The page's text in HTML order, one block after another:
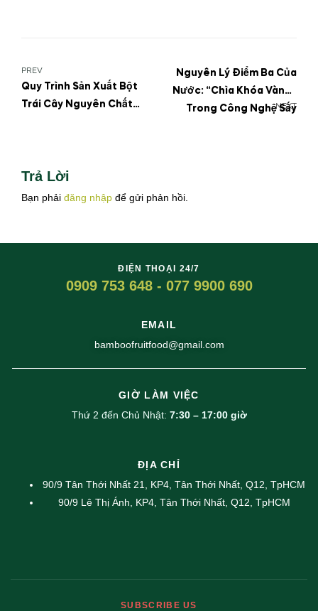
PREV
Quy Trình Sản Xuất Bột
Trái Cây Nguyên Chất
NEXT
Nguyên Lý Điểm Ba Của
Nước: “Chìa Khóa Vàng”
Trong Công Nghệ Sấy
Trả Lời
Bạn phải đăng nhập để gửi phản hồi.
ĐIỆN THOẠI 24/7
0909 753 648 - 077 9900 690
EMAIL
bamboofruitfood@gmail.com
GIỜ LÀM VIỆC
Thứ 2 đến Chủ Nhật: 7:30 – 17:00 giờ
ĐỊA CHỈ
90/9 Tân Thới Nhất 21, KP4, Tân Thới Nhất, Q12, TpHCM
90/9 Lê Thị Ánh, KP4, Tân Thới Nhất, Q12, TpHCM
SUBSCRIBE US